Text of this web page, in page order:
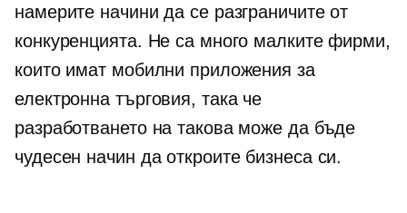
намерите начини да се разграничите от
конкуренцията. Не са много малките фирми,
които имат мобилни приложения за
електронна търговия, така че
разработването на такова може да бъде
чудесен начин да откроите бизнеса си.